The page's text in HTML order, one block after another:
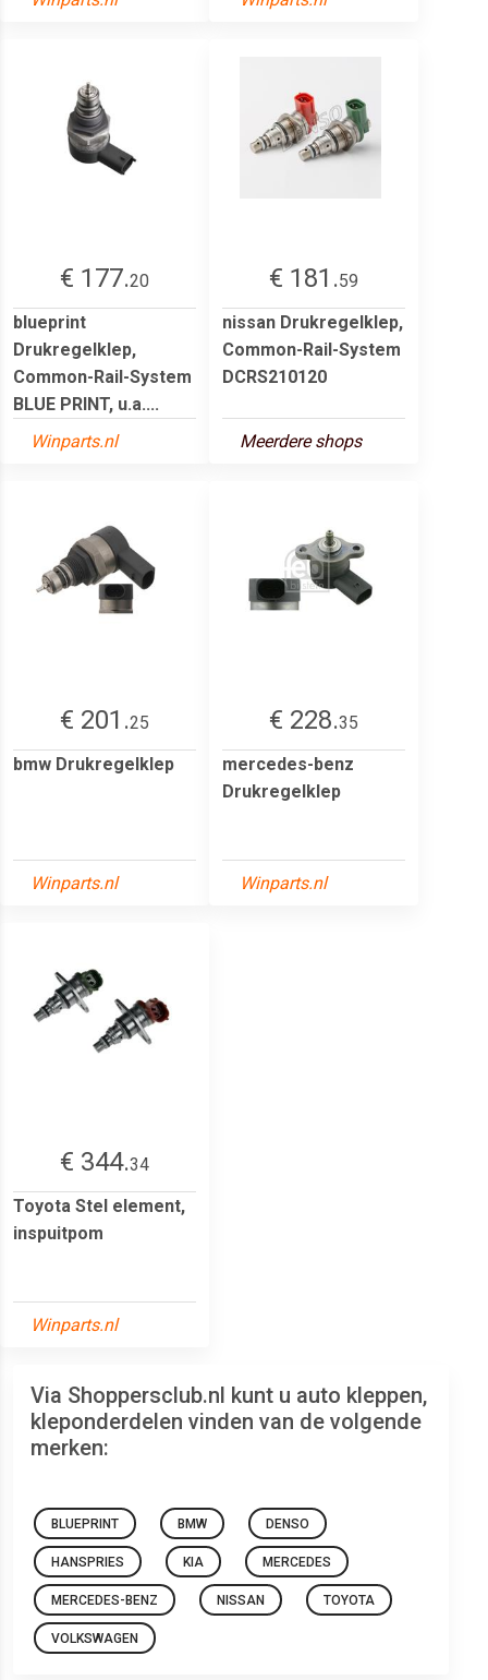
€ 177.20
blueprint
Drukregelklep,
Common-Rail-System
BLUE PRINT, u.a....
Winparts.nl
€ 181.59
nissan Drukregelklep,
Common-Rail-System
DCRS210120
Meerdere shops
€ 201.25
bmw Drukregelklep
Winparts.nl
€ 228.35
mercedes-benz
Drukregelklep
Winparts.nl
€ 344.34
Toyota Stel element,
inspuitpom
Winparts.nl
Via Shoppersclub.nl kunt u auto kleppen,
kleponderdelen vinden van de volgende
merken:
BLUEPRINT BMW DENSO
HANSPRIES KIA MERCEDES
MERCEDES-BENZ NISSAN TOYOTA
VOLKSWAGEN